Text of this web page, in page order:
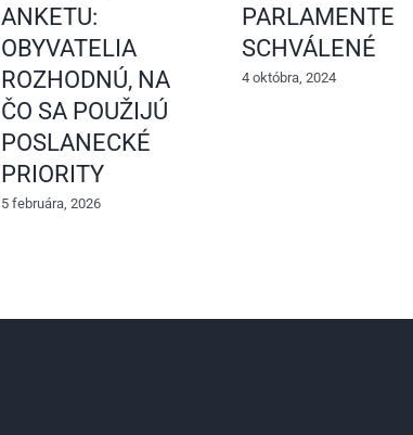
ANKETU:
OBYVATELIA
ROZHODNÚ, NA
ČO SA POUŽIJÚ
POSLANECKÉ
PRIORITY
5 februára, 2026
PARLAMENTE
SCHVÁLENÉ
4 októbra, 2024